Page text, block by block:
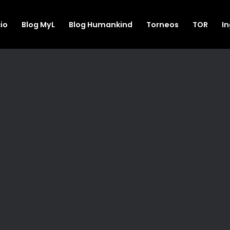
Blog MyL Blog Humankind Torneos TOR